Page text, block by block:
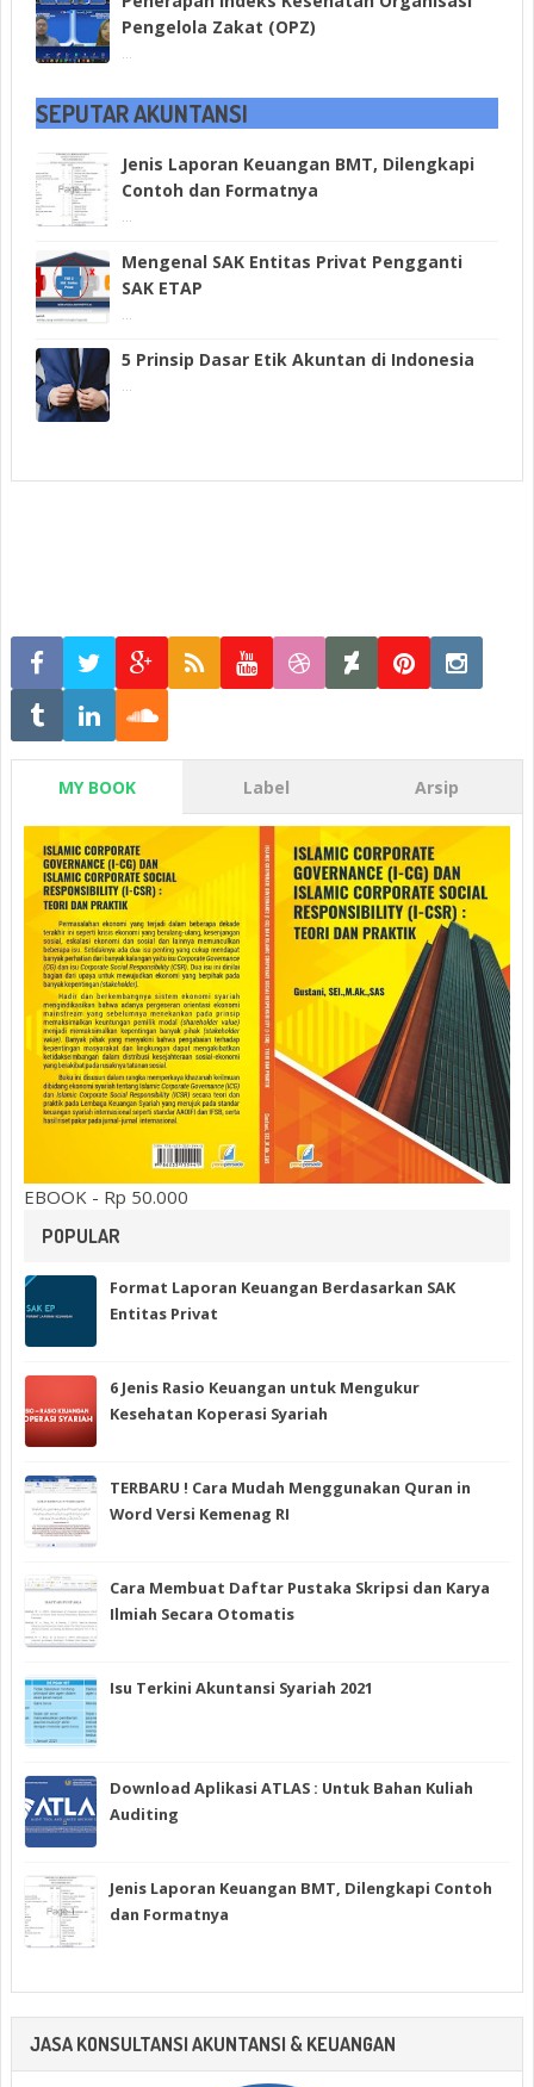
Pengelola Zakat (OPZ)
SEPUTAR AKUNTANSI
Jenis Laporan Keuangan BMT, Dilengkapi
Contoh dan Formatnya
Mengenal SAK Entitas Privat Pengganti
SAK ETAP
5 Prinsip Dasar Etik Akuntan di Indonesia
MY BOOK Label Arsip
EBOOK - Rp 50.000
POPULAR
Format Laporan Keuangan Berdasarkan SAK
Entitas Privat
6 Jenis Rasio Keuangan untuk Mengukur
Kesehatan Koperasi Syariah
TERBARU ! Cara Mudah Menggunakan Quran in
Word Versi Kemenag RI
Cara Membuat Daftar Pustaka Skripsi dan Karya
Ilmiah Secara Otomatis
Isu Terkini Akuntansi Syariah 2021
Download Aplikasi ATLAS : Untuk Bahan Kuliah
Auditing
Jenis Laporan Keuangan BMT, Dilengkapi Contoh
dan Formatnya
JASA KONSULTANSI AKUNTANSI & KEUANGAN